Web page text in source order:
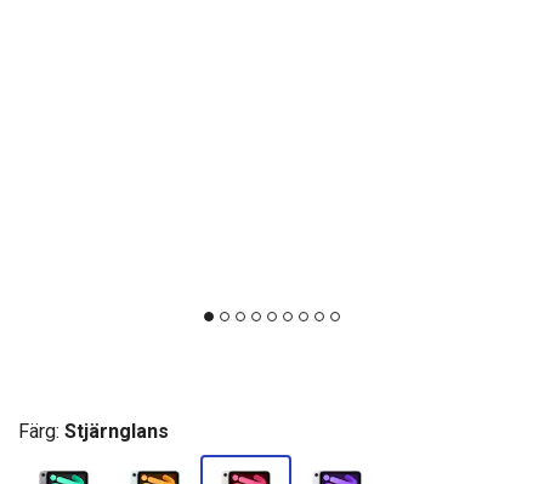
Färg: Stjärnglans